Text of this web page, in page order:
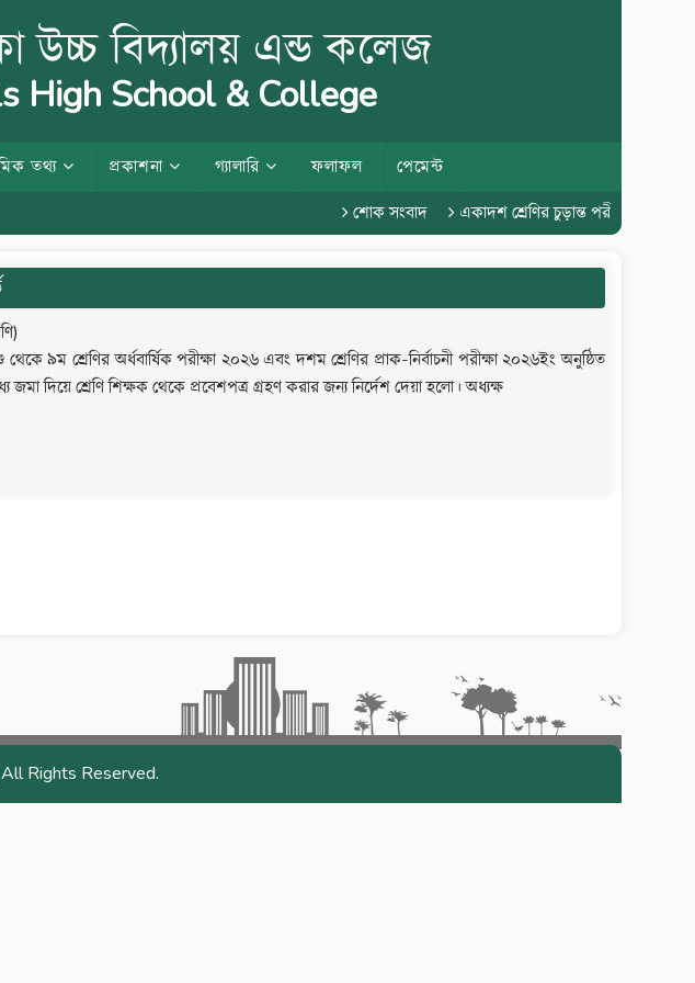
উচ্চ বিদ্যালয় এন্ড কলেজ
High School & College
তথ্য প্রকাশনা গ্যালারি ফলাফল
পেমেন্ট
শোক সংবাদ একাদশ শ্রেণির চুড়ান্ত পরীক্ষা ২০২৬
৯ম শ্রেণির অর্ধবার্ষিক পরীক্ষা ২০২৬ এবং দশম শ্রেণির প্রাক-নির্বাচনী পরীক্ষা ২০২৬ইং অনুষ্ঠিত
দিয়ে শ্রেণি শিক্ষক থেকে প্রবেশপত্র গ্রহণ করার জন্য নির্দেশ দেয়া হলো। অধ্যক্ষ
Rights Reserved.